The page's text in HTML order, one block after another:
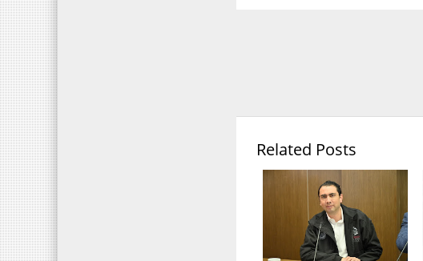
Related Posts